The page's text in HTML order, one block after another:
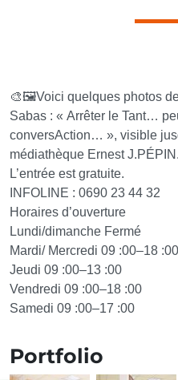
🎨🖼️Voici quelques photos
Sabas : « Arrêter le Tant…
conversAction… », visible
médiathèque Ernest J.PÉPIN.
L’entrée est gratuite.
INFOLINE : 0690 23 44 32
Horaires d’ouverture
Lundi/dimanche Fermé
Mardi/ Mercredi 09 :00–18 :00
Jeudi 09 :00–13 :00
Vendredi 09 :00–18 :00
Samedi 09 :00–17 :00
Portfolio